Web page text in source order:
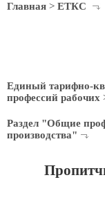
Главная > ЕТКС
Единый тарифно-
профессий рабочих
Раздел "Общие
производства"